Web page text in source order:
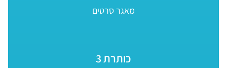
מאגר סרטים
כותרת 3